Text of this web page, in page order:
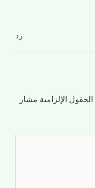
رد
الحقول الإلزامية مشار